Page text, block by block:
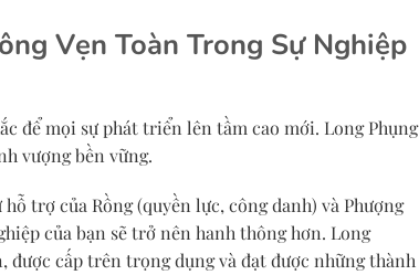
Vẹn Toàn Trong Sự Nghiệp
để mọi sự phát triển lên tầm cao mới. Long Phụng
vượng bền vững.
trợ của Rồng (quyền lực, công danh) và Phượng
của bạn sẽ trở nên hanh thông hơn. Long
được cấp trên trọng dụng và đạt được những thành